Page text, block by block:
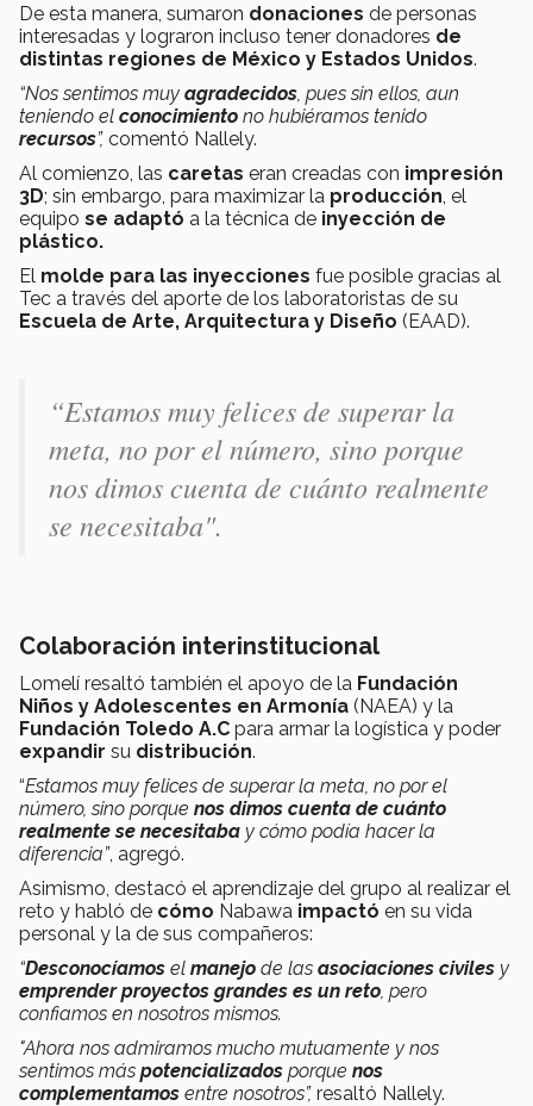
De esta manera, sumaron donaciones de personas
interesadas y lograron incluso tener donadores de
distintas regiones de México y Estados Unidos.
“Nos sentimos muy agradecidos , pues sin ellos, aun
teniendo el conocimiento no hubiéramos tenido
recursos”, comentó Nallely.
Al comienzo, las caretas eran creadas con impresión
3D; sin embargo, para maximizar la producción , el
equipo se adaptó a la técnica de inyección de
plástico.
El molde para las inyecciones fue posible gracias al
Tec a través del aporte de los laboratoristas de su
Escuela de Arte, Arquitectura y Diseño (EAAD).
“Estamos muy felices de superar la
meta, no por el número, sino porque
nos dimos cuenta de cuánto realmente
se necesitaba".
Colaboración interinstitucional
Lomelí resaltó también el apoyo de la Fundación
Niños y Adolescentes en Armonía (NAEA) y la
Fundación Toledo A.C para armar la logística y poder
expandir su distribución.
“Estamos muy felices de superar la meta, no por el
número, sino porque nos dimos cuenta de cuánto
realmente se necesitaba y cómo podía hacer la
diferencia”, agregó.
Asimismo, destacó el aprendizaje del grupo al realizar el
reto y habló de cómo Nabawa impactó en su vida
personal y la de sus compañeros:
“Desconocíamos el manejo de las asociaciones civiles y
emprender proyectos grandes es un reto , pero
confiamos en nosotros mismos.
"Ahora nos admiramos mucho mutuamente y nos
sentimos más potencializados porque nos
complementamos entre nosotros”, resaltó Nallely.